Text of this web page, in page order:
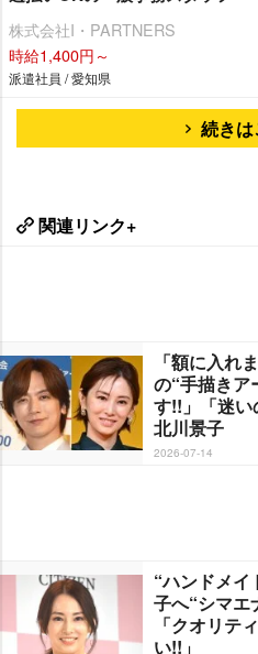
株式会社I・PARTNERS
時給1,400円～
派遣社員 / 愛知県
続きは
関連リンク+
「額に入れ
の“手描きア
す!!」「迷
北川景子
2026-07-14
“ハンドメイ
子へ“シマエ
「クオリテ
い!!」